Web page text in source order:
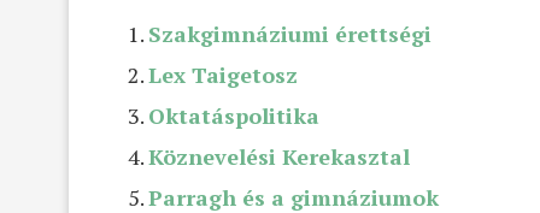
Szakgimnáziumi érettségi
Lex Taigetosz
Oktatáspolitika
Köznevelési Kerekasztal
Parragh és a gimnáziumok